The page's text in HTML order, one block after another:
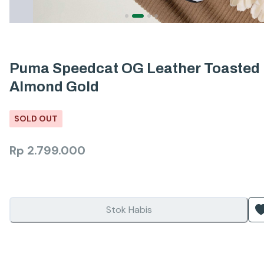
Puma Speedcat OG Leather Toasted
Almond Gold
SOLD OUT
Rp 2.799.000
Stok Habis